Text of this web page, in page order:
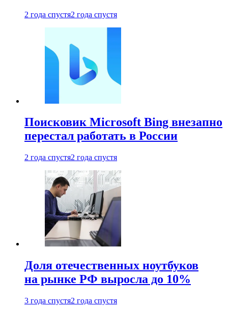
2 года спустя2 года спустя
Поисковик Microsoft Bing внезапно
перестал работать в России
2 года спустя2 года спустя
Доля отечественных ноутбуков
на рынке РФ выросла до 10%
3 года спустя2 года спустя